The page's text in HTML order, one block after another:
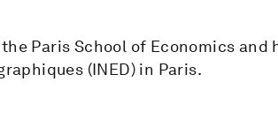
Paris School of Economics and
(INED) in Paris.